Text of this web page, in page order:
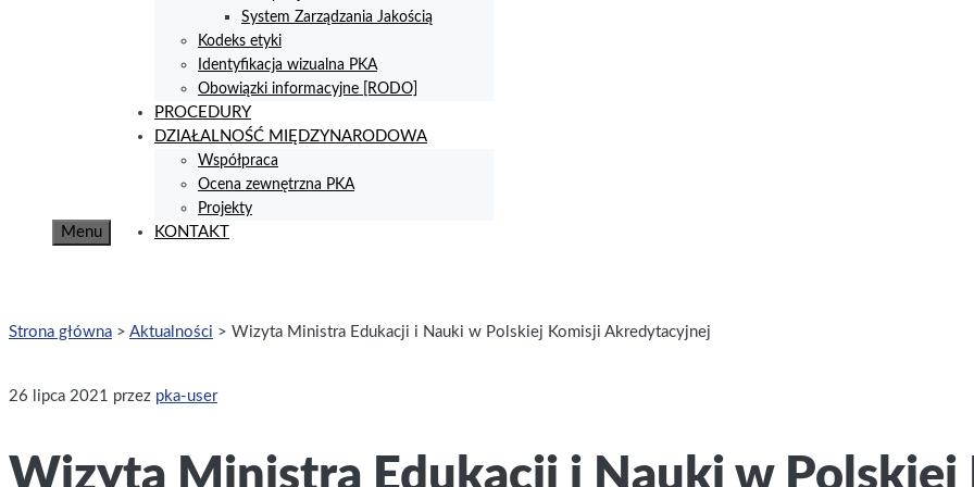
Menu
System Zarządzania Jakością
Kodeks etyki
Identyfikacja wizualna PKA
Obowiązki informacyjne [RODO]
PROCEDURY
DZIAŁALNOŚĆ MIĘDZYNARODOWA
Współpraca
Ocena zewnętrzna PKA
Projekty
KONTAKT
Strona główna > Aktualności > Wizyta Ministra Edukacji i Nauki w Polskiej Komisji Akredytacyjnej
26 lipca 2021 przez pka-user
Wizyta Ministra Edukacji i Nauki w Polskiej